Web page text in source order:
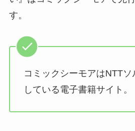
す。
コミックシーモアはNTT
している電子書籍サイト。